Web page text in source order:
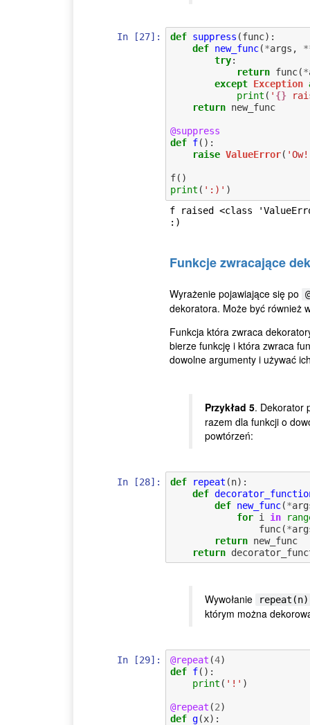
In [27]: def suppress (func):
def new_func(*args ,
try:
return func(*
except Exception
print ( ' {}
return new_func
@suppress
def f():
raise ValueError(
f()
print ( ':)' )
f raised <class
Funkcje zwracające
Wyrażenie pojawiające się po @
dekoratora. Może być również
Funkcja która zwraca
bierze funkcję i która zwraca
dowolne argumenty i używać
Przykład 5. Dekorator
razem dla funkcji o
powtórzeń:
In [28]: def repeat (n):
def
def new_func(*
for i in
func(*
return new_func
return
Wywołanie repeat(n)
którym można
In [29]: @repeat (4)
def f():
print ( '!' )
@repeat (2)
def g(x):